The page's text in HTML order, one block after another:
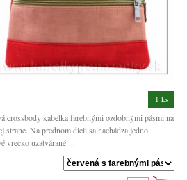
1 ks
crossbody kabelka farebnými ozdobnými pásmi na
strane. Na prednom dieli sa nachádza jedno
vrecko uzatvárané ...